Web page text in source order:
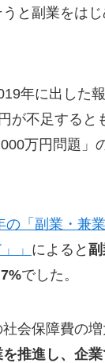
と副業をはじ
年に出した
が不足すると
万円問題」
の「副業・兼
」 によると
でした。
会保障費の
推進し、企